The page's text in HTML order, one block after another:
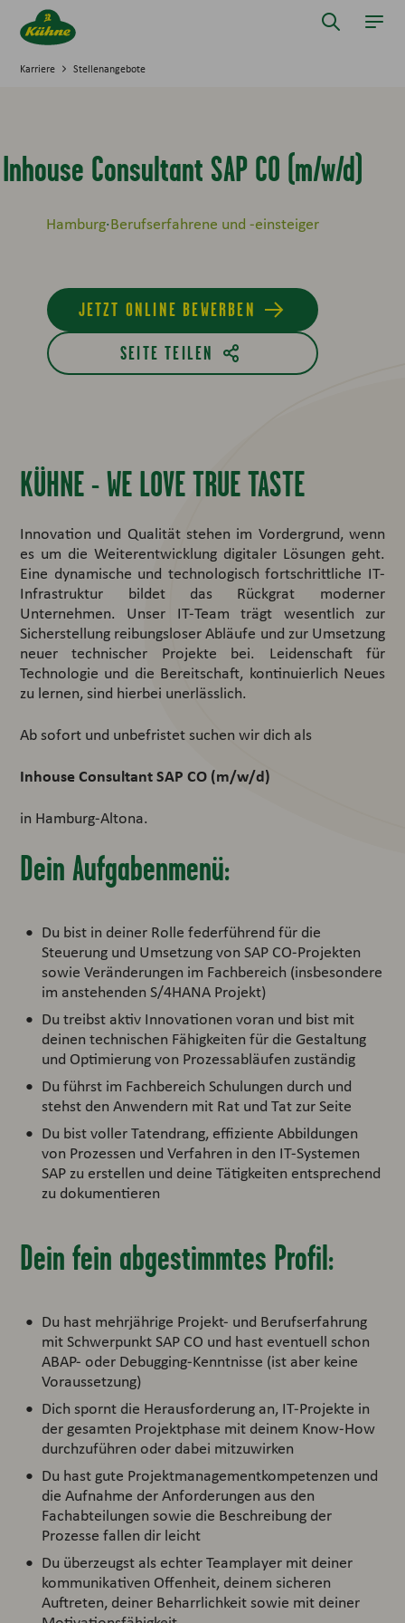
Springe zum Hauptinhalt
Karriere Stellenangebote
Inhouse Consultant SAP CO (m/w/d)
Hamburg Berufserfahrene und -einsteiger
JETZT ONLINE BEWERBEN
SEITE TEILEN
KÜHNE - WE LOVE TRUE TASTE
Innovation und Qualität stehen im Vordergrund, wenn
es um die Weiterentwicklung digitaler Lösungen geht.
Eine dynamische und technologisch fortschrittliche IT-
Infrastruktur bildet das Rückgrat moderner
Unternehmen. Unser IT-Team trägt wesentlich zur
Sicherstellung reibungsloser Abläufe und zur Umsetzung
neuer technischer Projekte bei. Leidenschaft für
Technologie und die Bereitschaft, kontinuierlich Neues
zu lernen, sind hierbei unerlässlich.
Ab sofort und unbefristet suchen wir dich als
Inhouse Consultant SAP CO (m/w/d)
in Hamburg-Altona.
Dein Aufgabenmenü:
Du bist in deiner Rolle federführend für die
Steuerung und Umsetzung von SAP CO-Projekten
sowie Veränderungen im Fachbereich (insbesondere
im anstehenden S/4HANA Projekt)
Du treibst aktiv Innovationen voran und bist mit
deinen technischen Fähigkeiten für die Gestaltung
und Optimierung von Prozessabläufen zuständig
Du führst im Fachbereich Schulungen durch und
stehst den Anwendern mit Rat und Tat zur Seite
Du bist voller Tatendrang, effiziente Abbildungen
von Prozessen und Verfahren in den IT-Systemen
SAP zu erstellen und deine Tätigkeiten entsprechend
zu dokumentieren
Dein fein abgestimmtes Profil:
Du hast mehrjährige Projekt- und Berufserfahrung
mit Schwerpunkt SAP CO und hast eventuell schon
ABAP- oder Debugging-Kenntnisse (ist aber keine
Voraussetzung)
Dich spornt die Herausforderung an, IT-Projekte in
der gesamten Projektphase mit deinem Know-How
durchzuführen oder dabei mitzuwirken
Du hast gute Projektmanagementkompetenzen und
die Aufnahme der Anforderungen aus den
Fachabteilungen sowie die Beschreibung der
Prozesse fallen dir leicht
Du überzeugst als echter Teamplayer mit deiner
kommunikativen Offenheit, deinem sicheren
Auftreten, deiner Beharrlichkeit sowie mit deiner